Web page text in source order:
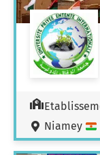
Niamey